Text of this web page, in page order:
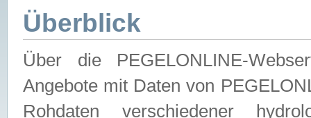
Überblick
Über die PEGELONLINE-
Angebote mit Daten von
Rohdaten verschiedener